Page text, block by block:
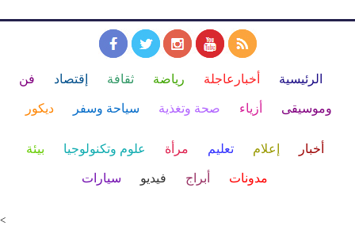
الرئيسية أخبارعاجلة رياضة ثقافة إقتصاد فن
وموسيقى أزياء صحة وتغذية سياحة وسفر ديكور
أخبار إعلام تعليم مرأة علوم وتكنولوجيا بيئة
مدونات أبراج فيديو سيارات
<